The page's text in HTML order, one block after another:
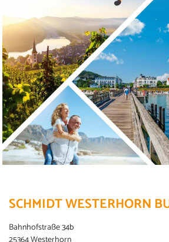
SCHMIDT WESTERHORN
Bahnhofstraße 34b